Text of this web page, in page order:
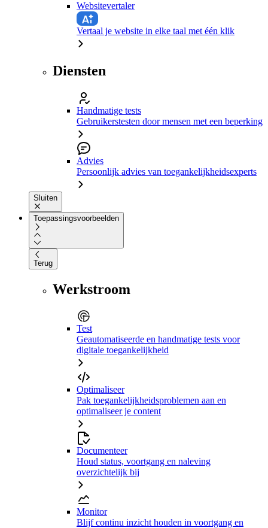
Websitevertaler
Vertaal je website in elke taal met één klik
Diensten
Handmatige tests
Gebruikerstesten door mensen met een beperking
Advies
Persoonlijk advies van toegankelijkheidsexperts
Sluiten
Toepassingsvoorbeelden
Terug
Werkstroom
Test
Geautomatiseerde en handmatige tests voor
digitale toegankelijkheid
Optimaliseer
Pak toegankelijkheidsproblemen aan en
optimaliseer je content
Documenteer
Houd status, voortgang en naleving
overzichtelijk bij
Monitor
Blijf continu inzicht houden in voortgang en